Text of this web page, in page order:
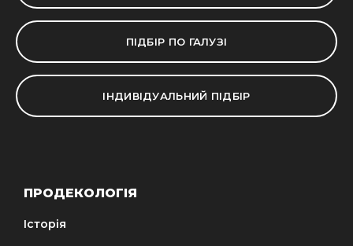
ПІДБІР ПО ГАЛУЗІ
ІНДИВІДУАЛЬНИЙ ПІДБІР
ПРОДЕКОЛОГІЯ
Історія